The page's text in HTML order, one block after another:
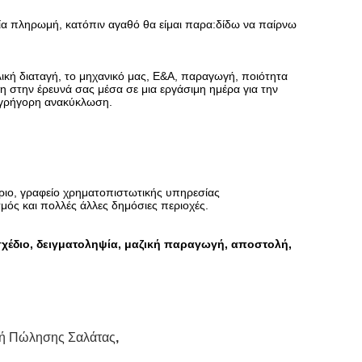
πληρωμή, κατόπιν αγαθό θα είμαι παρα:δίδω να παίρνω
διαταγή, το μηχανικό μας, Ε&Α, παραγωγή, ποιότητα
στην έρευνά σας μέσα σε μια εργάσιμη ημέρα για την
ανακύκλωση.
γραφείο χρηματοπιστωτικής υπηρεσίας
και πολλές άλλες δημόσιες περιοχές.
δειγματοληψία, μαζική παραγωγή, αποστολή,
Πώλησης Σαλάτας,